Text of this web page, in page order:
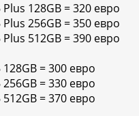
128GB = 320 евро
256GB = 350 евро
512GB = 390 евро
= 300 евро
= 330 евро
= 370 евро